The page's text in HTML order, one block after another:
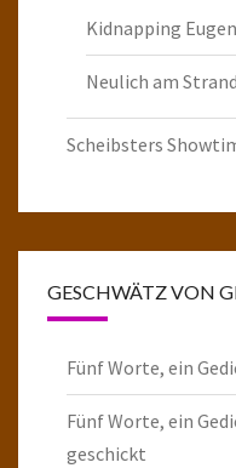
Kidnapping Eugen
Neulich am Strand
Scheibsters
GESCHWÄTZ VON
Fünf Worte, ein
Fünf Worte, ein
geschickt